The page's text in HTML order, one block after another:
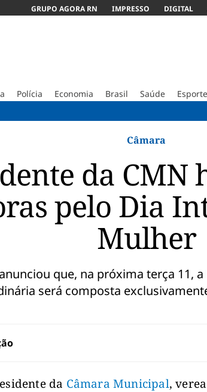
GRUPO AGORA RN IMPRESSO DIGITAL
Polícia Economia Brasil Saúde
Câmara
da CMN
pelo Dia
Mulher
que, na próxima terça 11,
será composta
da Câmara Municipal,